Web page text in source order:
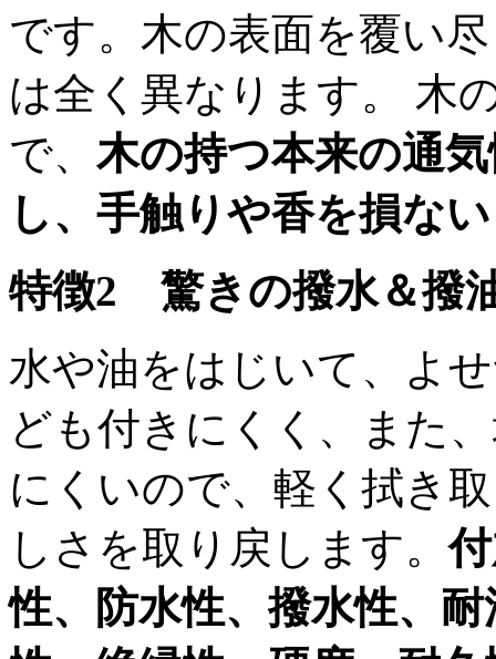
です。木の表面を覆い
は全く異なります。 木
で、 木の持つ本来の通
し、手触りや香を損な
特徴2 驚きの撥水＆撥
水や油をはじいて、よ
ども付きにくく、また
にくいので、軽く拭き
しさを取り戻します。
性、防水性、撥水性、